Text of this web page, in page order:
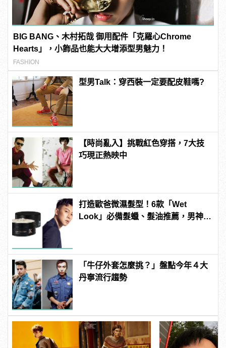
BIG BANG、木村拓哉 御用配件「克羅心Chrome
Hearts」，小飾品也能大大增添型男魅力！
FASHION
型男Talk：穿西裝一定要配皮鞋嗎?
【時尚亂入】挑戰紅色穿搭，7大技
巧現正熱映中
打造歐爸微濕髮型！6款「Wet
Look」必備髮蠟、髮油推薦，男神
「牛仔外套怎麼挑？」盤點今年４大
丹寧流行趨勢